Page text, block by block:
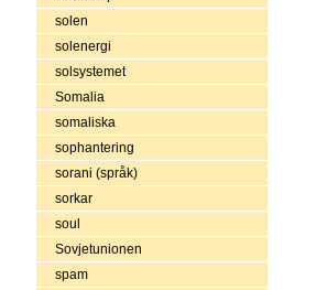
solen
solenergi
solsystemet
Somalia
somaliska
sophantering
sorani (språk)
sorkar
soul
Sovjetunionen
spam